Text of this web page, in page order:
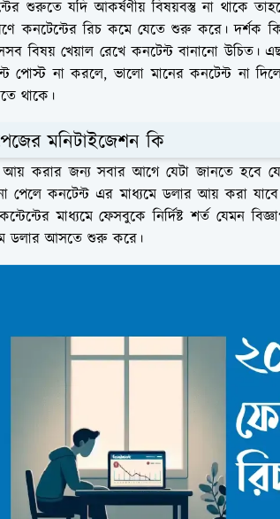
শুরুতে যদি আকর্ষণীয় বিষয়বস্তু না থাকে
কনটেন্টের রিচ কমে যেতে শুরু করে। দর্শক
বিষয় খেয়াল রেখে কনটেন্ট বানানো উচিত।
পোস্ট না করলে, ভালো মানের কনটেন্ট না
থাকে।
মনিটাইজেশন কি
করার জন্য সবার আগে যেটা জানতে হবে
পেলে কনটেন্ট এর মাধ্যমে ডলার আয় করা
মাধ্যমে ফেসবুকে নির্দিষ্ট শর্ত যেমন
ডলার আসতে শুরু করে।